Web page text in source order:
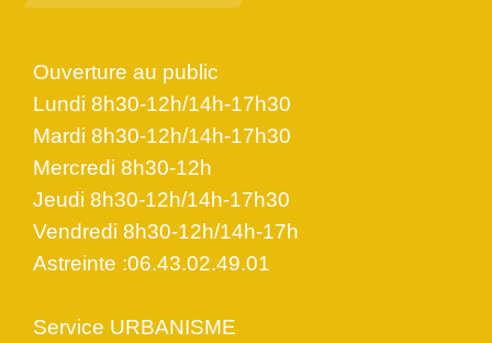
Ouverture au public
Lundi 8h30-12h/14h-17h30
Mardi 8h30-12h/14h-17h30
Mercredi 8h30-12h
Jeudi 8h30-12h/14h-17h30
Vendredi 8h30-12h/14h-17h
Astreinte :06.43.02.49.01
Service URBANISME